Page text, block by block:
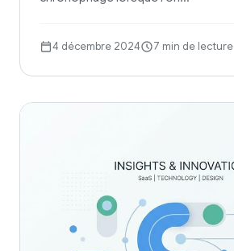
4 décembre 2024 7 min de lecture